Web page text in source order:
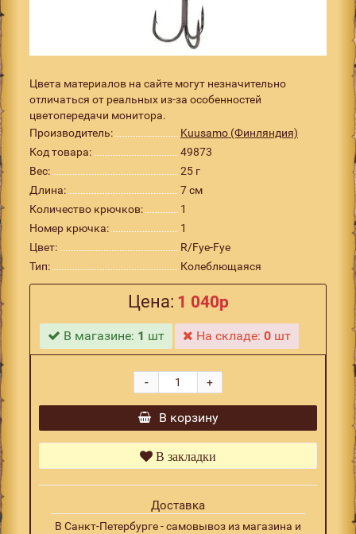
Цвета материалов на сайте могут незначительно
отличаться от реальных из-за особенностей
цветопередачи монитора.
Производитель:
Kuusamo (Финляндия)
Код товара:
49873
Вес:
25 г
Длина:
7 см
Количество крючков:
1
Номер крючка:
1
Цвет:
R/Fye-Fye
Тип:
Колеблющаяся
Цена: 1 040р
В магазине: 1 шт На складе:0 шт
+
-
В корзину
В закладки
Доставка
В Санкт-Петербурге - самовывоз из магазина и